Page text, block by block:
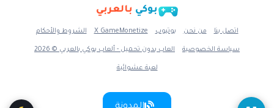
بوكي بالعربي
اتصل بنا من نحن يوتيوب X GameMonetize الشروط والأحكام
سياسة الخصوصية العاب بدون تحميل - ألعاب بوكي بالعربي © 2026
لعبة عشوائية